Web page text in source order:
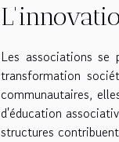
Les associations se
transformation
communautaires,
d'éducation
structures